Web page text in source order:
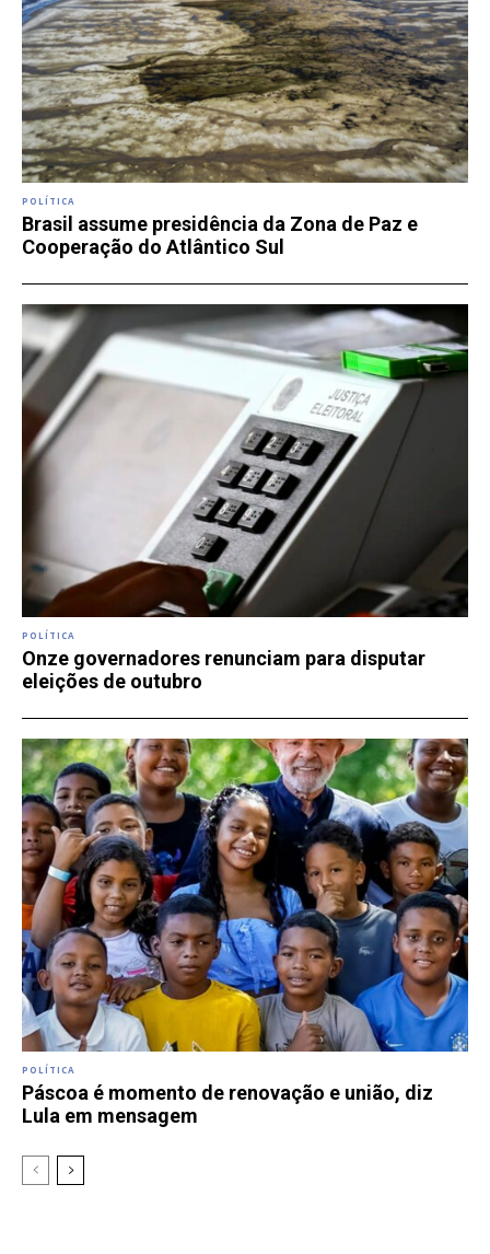
POLÍTICA
Brasil assume presidência da Zona de Paz e
Cooperação do Atlântico Sul
POLÍTICA
Onze governadores renunciam para disputar
eleições de outubro
POLÍTICA
Páscoa é momento de renovação e união, diz
Lula em mensagem